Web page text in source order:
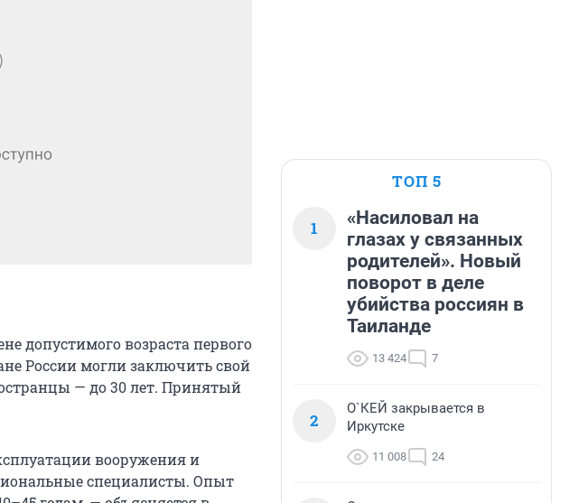
допустимого возраста первого
России могли заключить свой
— до 30 лет. Принятый
вооружения и
специалисты. Опыт
ТОП 5
1
«Насиловал на
глазах у связанных
родителей». Новый
поворот в деле
убийства россиян в
Таиланде
13 424 7
2
О`КЕЙ закрывается в
Иркутске
11 008 24